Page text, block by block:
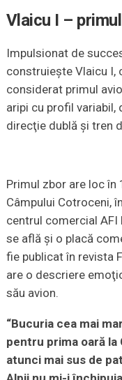
Vlaicu I –
Impulsionat de
construieşte Vlaicu I,
considerat primul
aripi cu profil variabil,
direcţie dublă şi tren
Primul zbor are loc în
Câmpului Cotroceni,
centrul comercial AFI
se află şi o placă
fie publicat în revista
are o descriere
său avion.
“Bucuria cea mai
pentru prima oară
atunci mai sus de